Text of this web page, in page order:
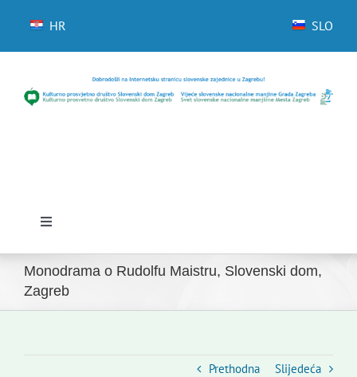
HR SLO
Toggle
Početna
Novosti
Monodrama o Rudolfu Maistru, Slovenski dom,
Zagreb
Prethodna Slijedeća